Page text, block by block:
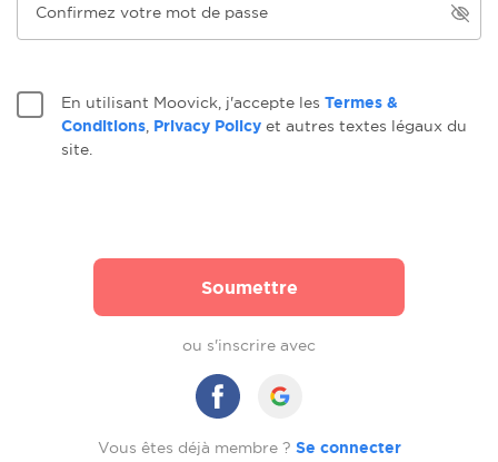
En utilisant Moovick, j'accepte les Termes &
Conditions Privacy Policy et autres textes légaux du
site.
Soumettre
ou s'inscrire avec
Vous êtes déjà membre ? Se connecter